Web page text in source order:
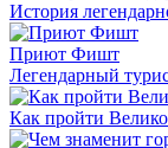
История
Приют Фишт
Легендарный
Как пройти